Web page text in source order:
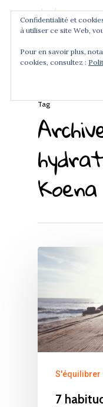
Hit enter
Tag
Koena
S'équilibrer
7
Confidentialité et
à utiliser ce site Web,
Pour en savoir plus,
cookies, consultez :